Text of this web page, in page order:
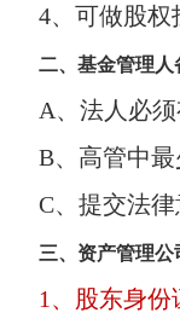
4、可做股权
二、基金管理人
A、法人必
B、高管中
C、提交法
三、资产管理公
1、股东身份